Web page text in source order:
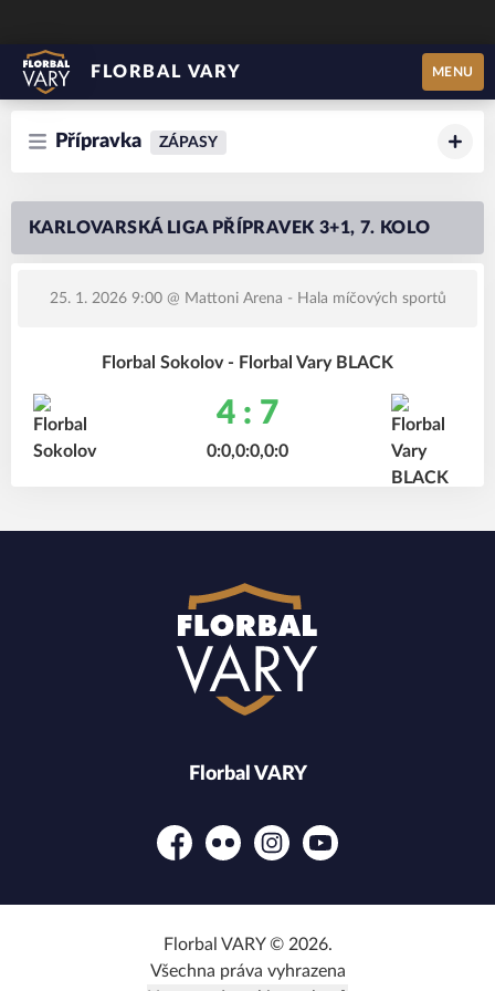
FLORBAL VARY MENU
Přípravka ZÁPASY
KARLOVARSKÁ LIGA PŘÍPRAVEK 3+1, 7. KOLO
25. 1. 2026 9:00@ Mattoni Arena - Hala míčových sportů
Florbal Sokolov - Florbal Vary BLACK
4 : 7
0:0,0:0,0:0
Florbal VARY
FacebookFlickr InstagramYouTube
Florbal VARY © 2026.
Všechna práva vyhrazena